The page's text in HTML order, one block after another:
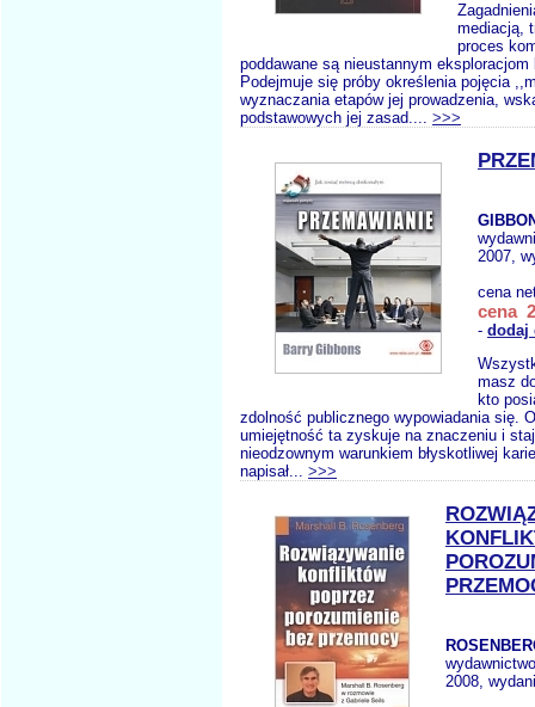
mediacją,
proces
poddawane są nieustannym eksploracjom
Podejmuje się próby określenia pojęcia
wyznaczania etapów jej prowadzenia,
podstawowych jej zasad.... >>>
2007,
cena
cena
- dodaj
masz
kto
zdolność publicznego wypowiadania się.
umiejętność ta zyskuje na znaczeniu i
nieodzownym warunkiem błyskotliwej
napisał... >>>
2008,